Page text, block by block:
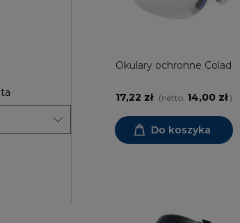
Okulary ochronne Colad
17,22 zł (netto: 14,00 zł)
Do koszyka